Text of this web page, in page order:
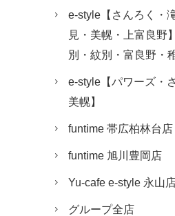
e-style【さんろく・
見・美幌・上富良野
別・紋別・富良野・
e-style【パワーズ・
美幌】
funtime 帯広柏林台店
funtime 旭川豊岡店
Yu-cafe e-style 永山
グループ全店